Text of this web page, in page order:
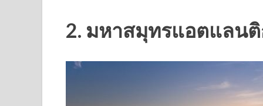
2. มหาสมุทรแอตแลนติ